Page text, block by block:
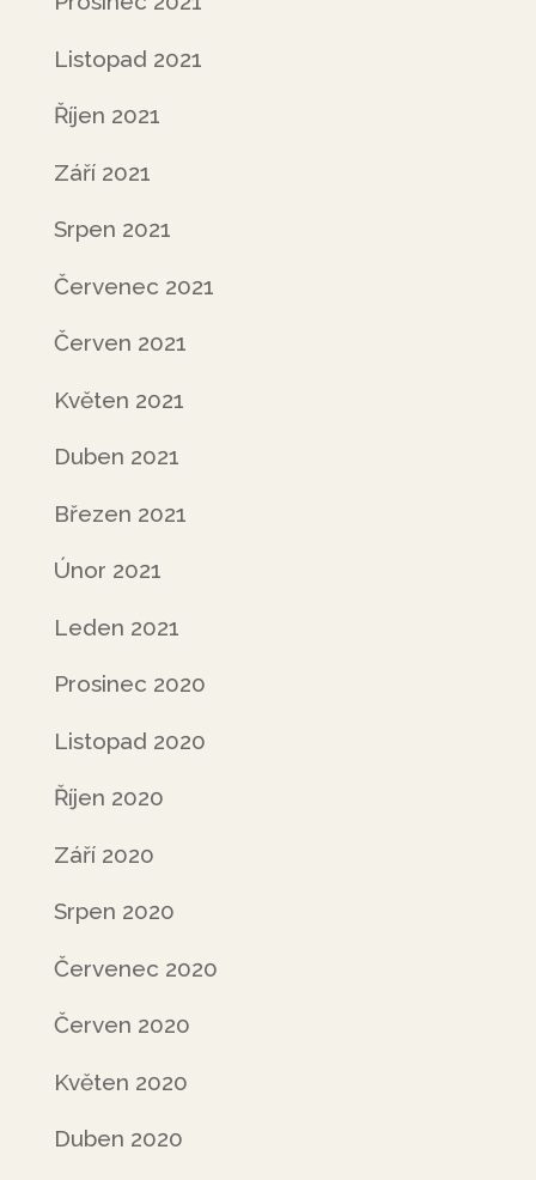
Listopad 2021
Říjen 2021
Září 2021
Srpen 2021
Červenec 2021
Červen 2021
Květen 2021
Duben 2021
Březen 2021
Únor 2021
Leden 2021
Prosinec 2020
Listopad 2020
Říjen 2020
Září 2020
Srpen 2020
Červenec 2020
Červen 2020
Květen 2020
Duben 2020